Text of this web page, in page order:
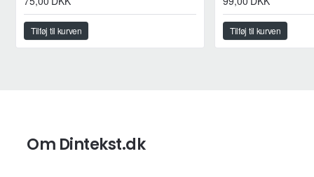
Tilføj til kurven Tilføj til kurven
Om Dintekst.dk